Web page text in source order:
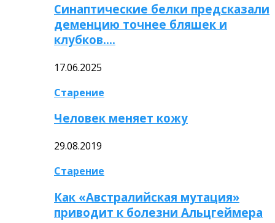
Синаптические белки предсказали
деменцию точнее бляшек и
клубков….
17.06.2025
Старение
Человек меняет кожу
29.08.2019
Старение
Как «Австралийская мутация»
приводит к болезни Альцгеймера